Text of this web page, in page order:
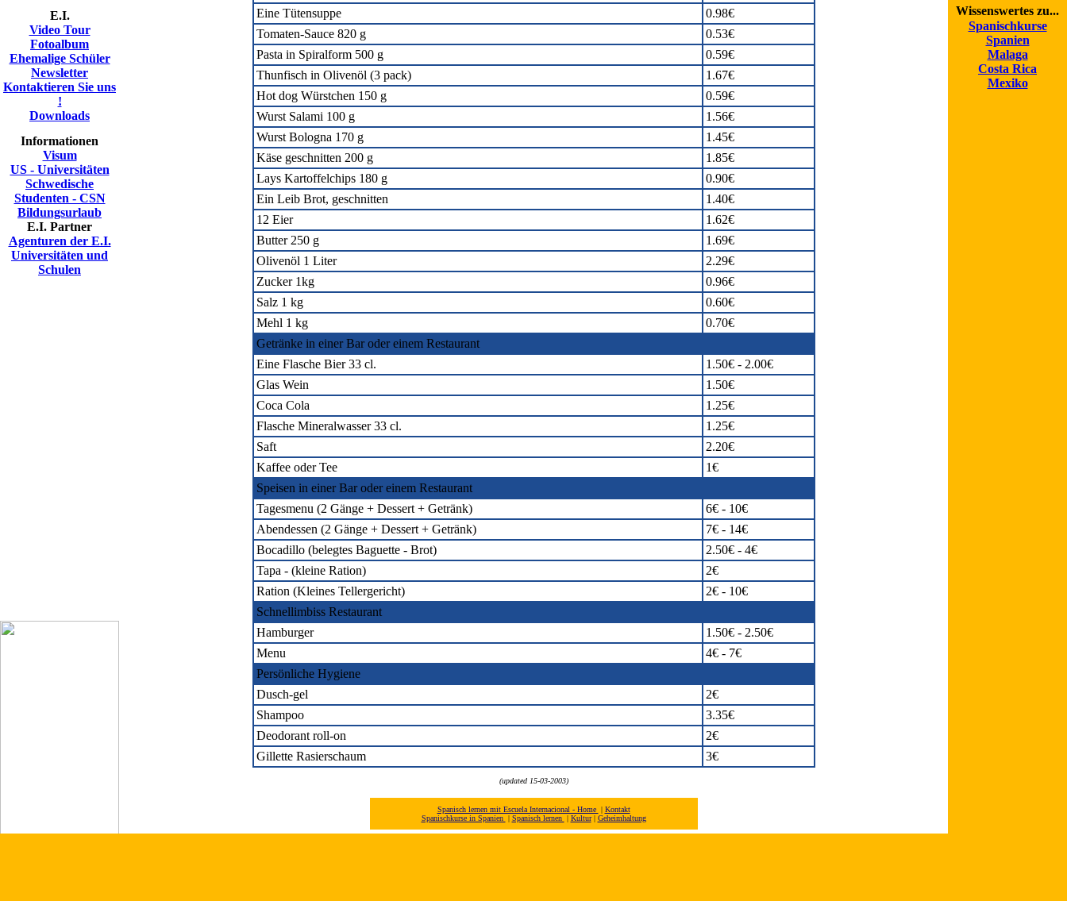
E.I.
Video Tour
Fotoalbum
Ehemalige Schüler
Newsletter
Kontaktieren Sie uns
!
Downloads
Informationen
Visum
US - Universitäten
Schwedische
Studenten - CSN
Bildungsurlaub
E.I. Partner
Agenturen der E.I.
Universitäten und
Schulen
Eine Tütensuppe
0.98€
Tomaten-Sauce 820 g
0.53€
Pasta in Spiralform 500 g
0.59€
Thunfisch in Olivenöl (3 pack)
1.67€
Hot dog Würstchen 150 g
0.59€
Wurst Salami 100 g
1.56€
Wurst Bologna 170 g
1.45€
Käse geschnitten 200 g
1.85€
Lays Kartoffelchips 180 g
0.90€
Ein Leib Brot, geschnitten
1.40€
12 Eier
1.62€
Butter 250 g
1.69€
Olivenöl 1 Liter
2.29€
Zucker 1kg
0.96€
Salz 1 kg
0.60€
Mehl 1 kg
0.70€
Getränke in einer Bar oder einem Restaurant
Eine Flasche Bier 33 cl.
1.50€ - 2.00€
Glas Wein
1.50€
Coca Cola
1.25€
Flasche Mineralwasser 33 cl.
1.25€
Saft
2.20€
Kaffee oder Tee
1€
Speisen in einer Bar oder einem Restaurant
Tagesmenu (2 Gänge + Dessert + Getränk)
6€ - 10€
Abendessen (2 Gänge + Dessert + Getränk)
7€ - 14€
Bocadillo (belegtes Baguette - Brot)
2.50€ - 4€
Tapa - (kleine Ration)
2€
Ration (Kleines Tellergericht)
2€ - 10€
Schnellimbiss Restaurant
Hamburger
1.50€ - 2.50€
Menu
4€ - 7€
Persönliche Hygiene
Dusch-gel
2€
Shampoo
3.35€
Deodorant roll-on
2€
Gillette Rasierschaum
3€
(updated 15-03-2003)
Spanisch lernen mit Escuela Internacional - Home | Kontakt
Spanischkurse in Spanien | Spanisch lernen | Kultur| Geheimhaltung
Wissenswertes zu...
Spanischkurse
Spanien
Malaga
Costa Rica
Mexiko